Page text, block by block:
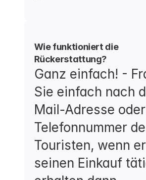
Wie funktioniert die
Rückerstattung?
Ganz einfach! -
Sie einfach nach
Mail-Adresse
Telefonnummer
Touristen, wenn er
seinen Einkauf